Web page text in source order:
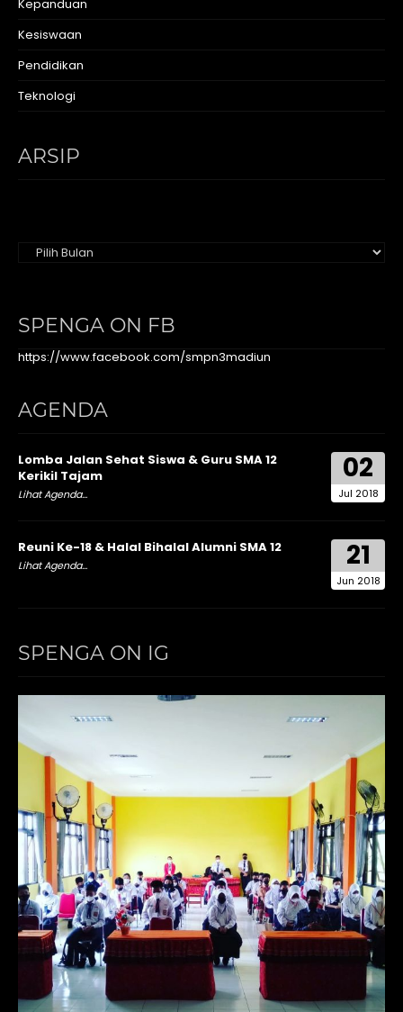
Kepanduan
Kesiswaan
Pendidikan
Teknologi
ARSIP
SPENGA ON FB
https://www.facebook.com/smpn3madiun
AGENDA
02
Jul 2018
Lomba Jalan Sehat Siswa & Guru SMA 12
Kerikil Tajam
Lihat Agenda...
21
Jun 2018
Reuni Ke-18 & Halal Bihalal Alumni SMA 12
Lihat Agenda...
SPENGA ON IG